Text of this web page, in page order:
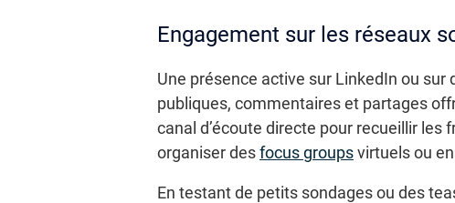
Engagement sur les réseaux
Une présence active sur LinkedIn ou
publiques, commentaires et partages
canal d’écoute directe pour recueillir
organiser des focus groups virtuels ou
En testant de petits sondages ou des